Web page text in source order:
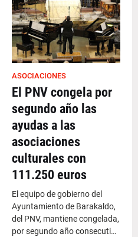
ASOCIACIONES
El PNV congela por
segundo año las
ayudas a las
asociaciones
culturales con
111.250 euros
El equipo de gobierno del
Ayuntamiento de Barakaldo,
del PNV, mantiene congelada,
por segundo año consecuti…